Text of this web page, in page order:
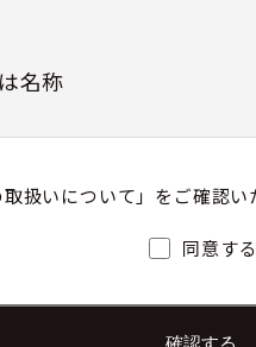
名称
（若しくはその代理人
扱いについて」をご確認
同意する